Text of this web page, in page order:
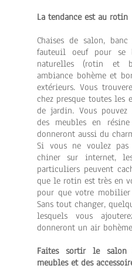
La tendance est au rotin
Chaises de salon,
fauteuil oeuf pour se
naturelles (rotin et
ambiance bohème et
extérieurs. Vous
chez presque toutes les
de jardin. Vous
des meubles en
donneront aussi du
Si vous ne voulez
chiner sur internet,
particuliers peuvent
que le rotin est très en
pour que votre
Sans tout changer,
lesquels vous
donneront un air
Faites sortir le salon
meubles et des